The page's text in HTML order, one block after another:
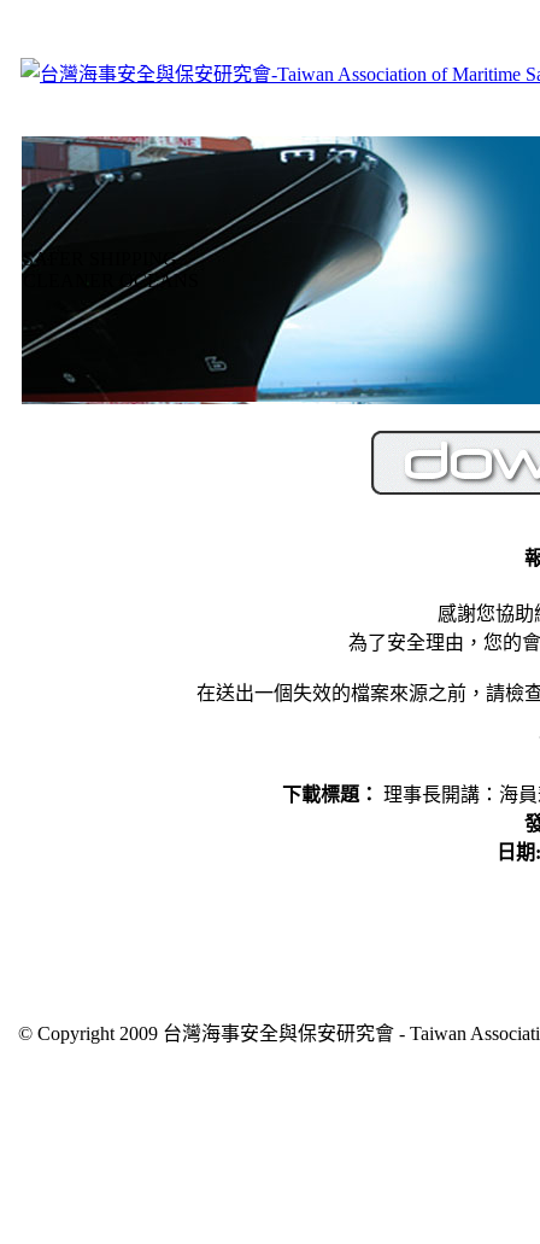
SAFER SHIPPING
CLEANER OCEANS
感謝您協
為了安全理由，您的
在送出一個失效的檔案來源之前，請檢
下載標題： 理事長開講：海
日期:
© Copyright 2009 台灣海事安全與保安研究會 - Taiwan